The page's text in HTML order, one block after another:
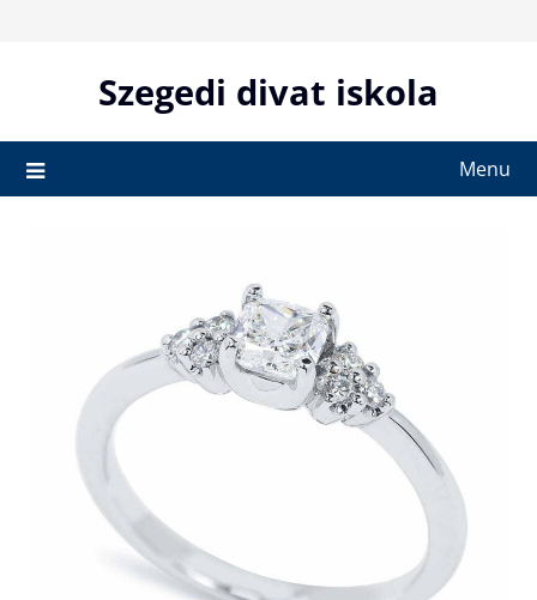
Szegedi divat iskola
Menu